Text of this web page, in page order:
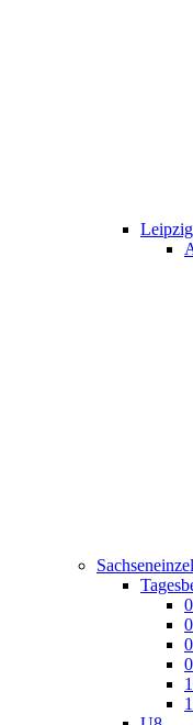
Leipzig